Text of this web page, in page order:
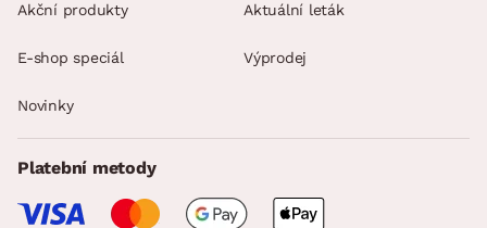
Akční produkty Aktuální leták
E-shop speciál Výprodej
Novinky
Platební metody